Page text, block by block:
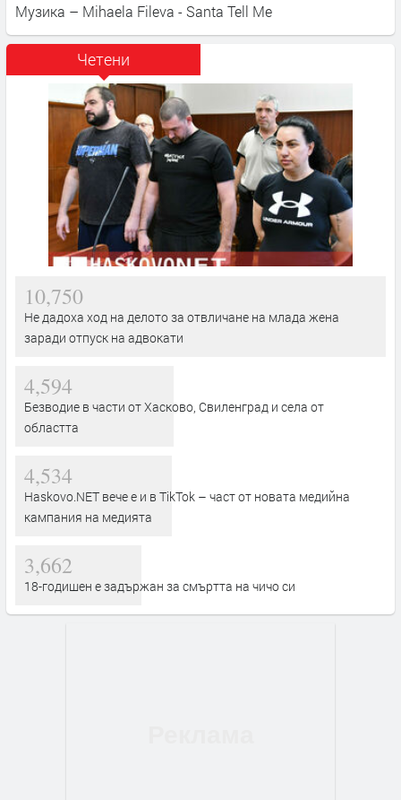
Музика – Mihaela Fileva - Santa Tell Me
Четени
10,750
Не дадоха ход на делото за отвличане на млада жена
заради отпуск на адвокати
4,594
Безводие в части от Хасково, Свиленград и села от
областта
4,534
Haskovo.NET вече е и в TikTok – част от новата медийна
кампания на медията
3,662
18-годишен е задържан за смъртта на чичо си